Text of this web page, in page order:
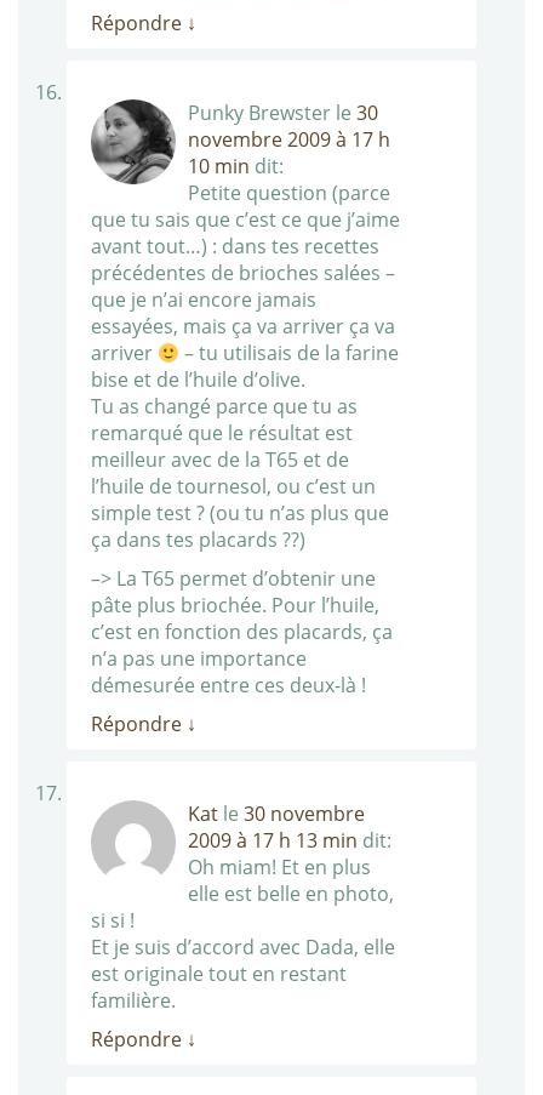
Répondre ↓
Punky Brewster le 30
novembre 2009 à 17 h
10 min dit:
Petite question (parce
que tu sais que c’est ce que j’aime
avant tout…) : dans tes recettes
précédentes de brioches salées –
que je n’ai encore jamais
essayées, mais ça va arriver ça va
arriver
– tu utilisais de la farine
bise et de l’huile d’olive.
Tu as changé parce que tu as
remarqué que le résultat est
meilleur avec de la T65 et de
l’huile de tournesol, ou c’est un
simple test ? (ou tu n’as plus que
ça dans tes placards ??)
–> La T65 permet d’obtenir une
pâte plus briochée. Pour l’huile,
c’est en fonction des placards, ça
n’a pas une importance
démesurée entre ces deux-là !
Répondre ↓
Kat le 30 novembre
2009 à 17 h 13 min dit:
Oh miam! Et en plus
elle est belle en photo,
si si !
Et je suis d’accord avec Dada, elle
est originale tout en restant
familière.
Répondre ↓